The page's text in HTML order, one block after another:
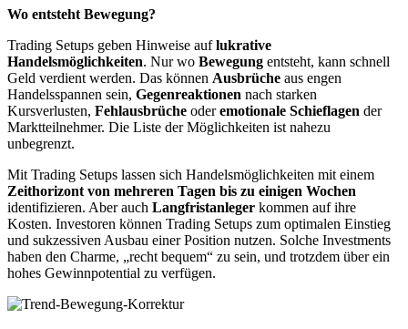
Wo entsteht Bewegung?
Trading Setups geben Hinweise auflukrative
Handelsmöglichkeiten. Nur wo Bewegung entsteht, kann schnell
Geld verdient werden. Das können Ausbrüche aus engen
Handelsspannen sein, Gegenreaktionen nach starken
Kursverlusten, Fehlausbrüche oderemotionale Schieflagen der
Marktteilnehmer. Die Liste der Möglichkeiten ist nahezu
unbegrenzt.
Mit Trading Setups lassen sich Handelsmöglichkeiten mit einem
Zeithorizont von mehreren Tagen bis zu einigen Wochen
identifizieren. Aber auch Langfristanleger kommen auf ihre
Kosten. Investoren können Trading Setups zum optimalen Einstieg
und sukzessiven Ausbau einer Position nutzen. Solche Investments
haben den Charme, „recht bequem“ zu sein, und trotzdem über ein
hohes Gewinnpotential zu verfügen.